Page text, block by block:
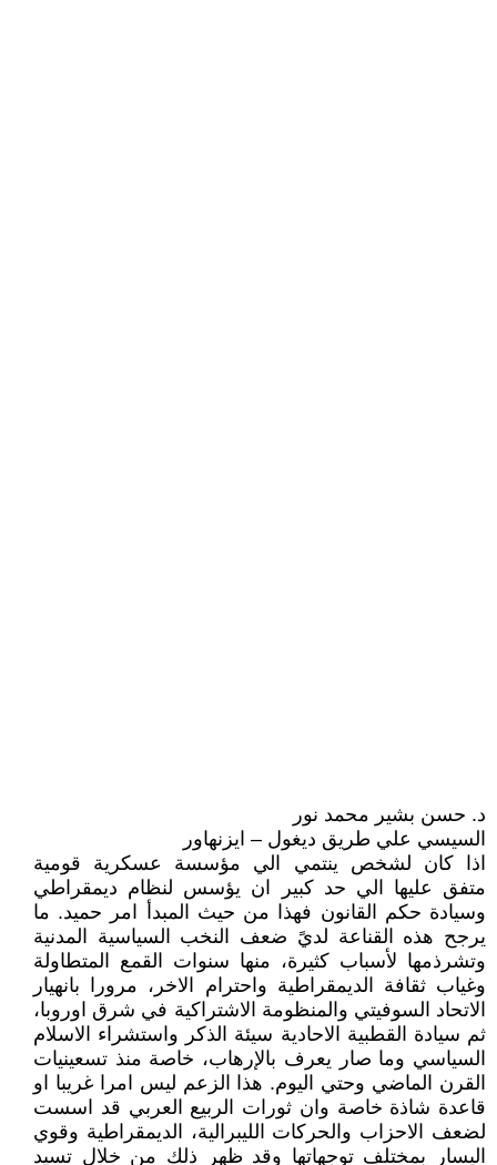
د. حسن بشير محمد نور
السيسي علي طريق ديغول – ايزنهاور
اذا كان لشخص ينتمي الي مؤسسة عسكرية قومية
متفق عليها الي حد كبير ان يؤسس لنظام ديمقراطي
وسيادة حكم القانون فهذا من حيث المبدأ امر حميد. ما
يرجح هذه القناعة لديً ضعف النخب السياسية المدنية
وتشرذمها لأسباب كثيرة، منها سنوات القمع المتطاولة
وغياب ثقافة الديمقراطية واحترام الاخر، مرورا بانهيار
الاتحاد السوفيتي والمنظومة الاشتراكية في شرق اوروبا،
ثم سيادة القطبية الاحادية سيئة الذكر واستشراء الاسلام
السياسي وما صار يعرف بالإرهاب، خاصة منذ تسعينيات
القرن الماضي وحتي اليوم. هذا الزعم ليس امرا غريبا او
قاعدة شاذة خاصة وان ثورات الربيع العربي قد اسست
لضعف الاحزاب والحركات الليبرالية، الديمقراطية وقوي
اليسار بمختلف توجهاتها وقد ظهر ذلك من خلال تسيد